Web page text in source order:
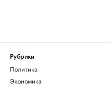
Рубрики
Политика
Экономика